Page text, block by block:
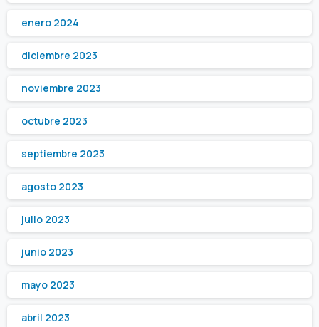
enero 2024
diciembre 2023
noviembre 2023
octubre 2023
septiembre 2023
agosto 2023
julio 2023
junio 2023
mayo 2023
abril 2023